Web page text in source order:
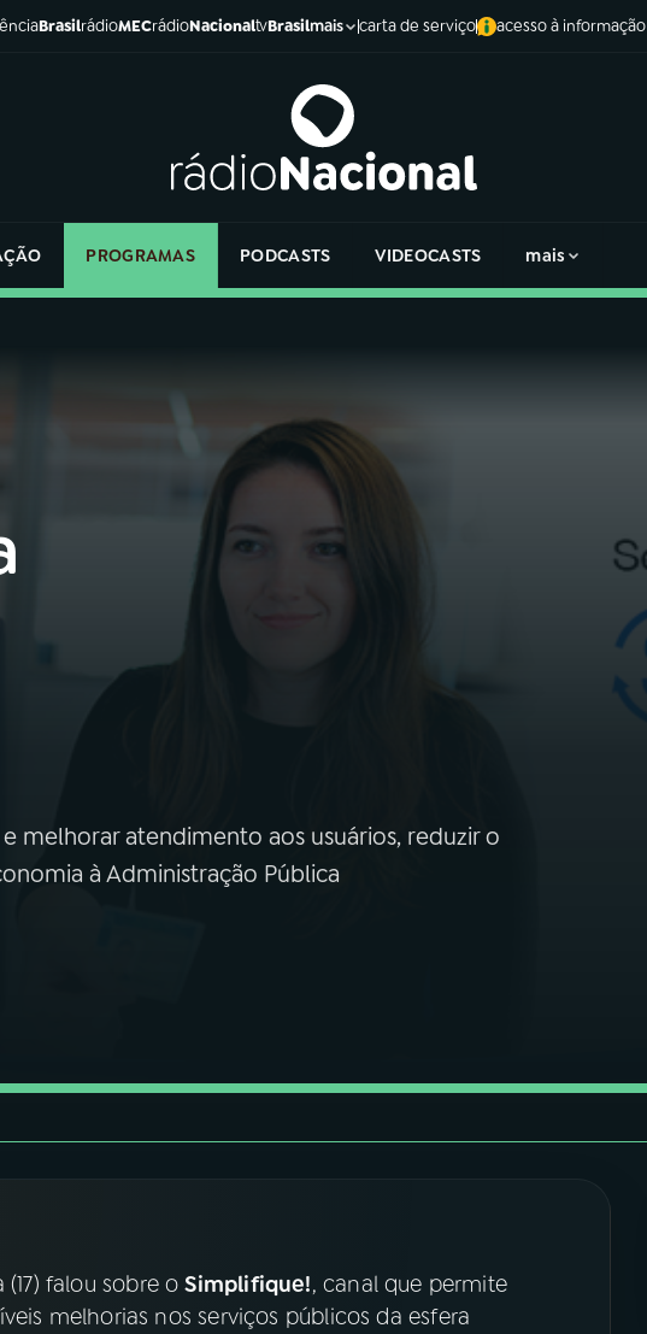
BrasilrádioMECrádioNacionaltvBrasilmais carta de serviço acesso à informação
PROGRAMAS PODCASTS VIDEOCASTS mais
melhorar atendimento aos usuários, reduzir o
à Administração Pública
falou sobre oSimplifique!, canal que permite
melhorias nos serviços públicos da esfera